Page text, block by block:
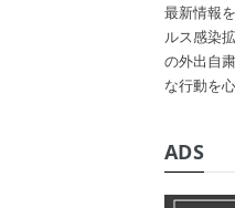
最新情報
ルス感染
の外出自
な行動を
ADS